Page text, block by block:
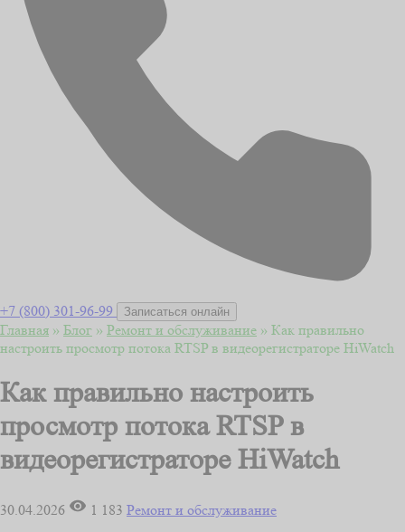
+7 (800) 301-96-99 Записаться онлайн
Главная » Блог » Ремонт и обслуживание » Как правильно
настроить просмотр потока RTSP в видеорегистраторе HiWatch
Как правильно настроить
просмотр потока RTSP в
видеорегистраторе HiWatch
30.04.2026 1 183 Ремонт и обслуживание